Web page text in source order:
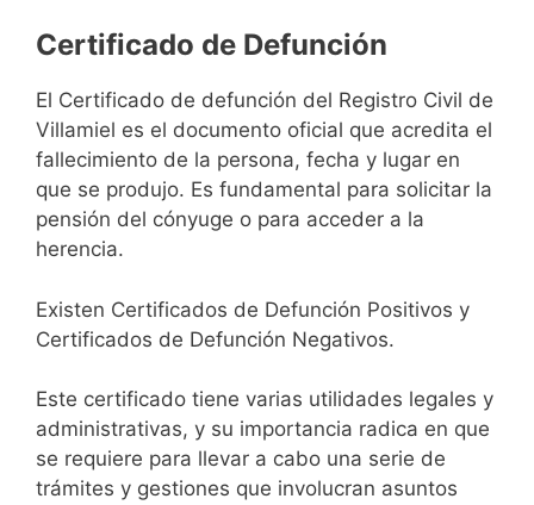
Certificado de Defunción
El Certificado de defunción del Registro Civil de
Villamiel es el documento oficial que acredita el
fallecimiento de la persona, fecha y lugar en
que se produjo. Es fundamental para solicitar la
pensión del cónyuge o para acceder a la
herencia.
Existen Certificados de Defunción Positivos y
Certificados de Defunción Negativos.
Este certificado tiene varias utilidades legales y
administrativas, y su importancia radica en que
se requiere para llevar a cabo una serie de
trámites y gestiones que involucran asuntos